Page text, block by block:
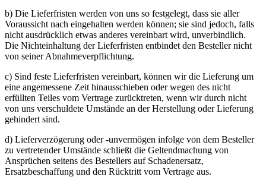
b) Die Lieferfristen werden von uns so festgelegt, dass sie aller
Voraussicht nach eingehalten werden können; sie sind jedoch, falls
nicht ausdrücklich etwas anderes vereinbart wird, unverbindlich.
Die Nichteinhaltung der Lieferfristen entbindet den Besteller nicht
von seiner Abnahmeverpflichtung.
c) Sind feste Lieferfristen vereinbart, können wir die Lieferung um
eine angemessene Zeit hinausschieben oder wegen des nicht
erfüllten Teiles vom Vertrage zurücktreten, wenn wir durch nicht
von uns verschuldete Umstände an der Herstellung oder Lieferung
gehindert sind.
d) Lieferverzögerung oder -unvermögen infolge von dem Besteller
zu vertretender Umstände schließt die Geltendmachung von
Ansprüchen seitens des Bestellers auf Schadenersatz,
Ersatzbeschaffung und den Rücktritt vom Vertrage aus.